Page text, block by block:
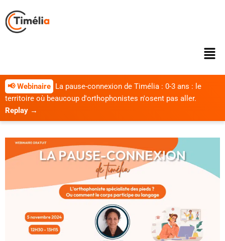
📢 Webinaire
La pause-connexion de Timélia : 0-3 ans : le
territoire où beaucoup d'orthophonistes n'osent pas aller.
Replay →